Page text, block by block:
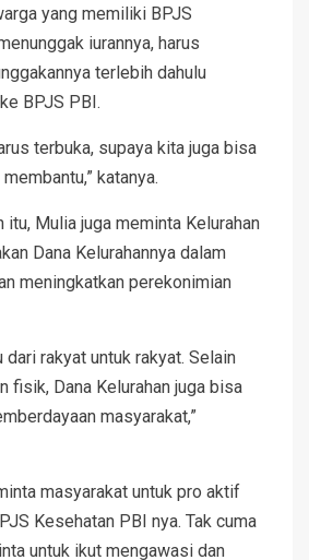
yang memiliki BPJS
iurannya, harus
terlebih dahulu
BPJS PBI.
terbuka, supaya kita juga bisa
katanya.
itu, Mulia juga meminta Kelurahan
Dana Kelurahannya dalam
meningkatkan perekonimian
dari rakyat untuk rakyat. Selain
fisik, Dana Kelurahan juga bisa
masyarakat,”
masyarakat untuk pro aktif
Kesehatan PBI nya. Tak cuma
untuk ikut mengawasi dan